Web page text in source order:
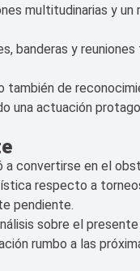
multitudinarias y
banderas y
también de
una actuación
a convertirse en el
respecto a
pendiente.
sobre el
rumbo a las